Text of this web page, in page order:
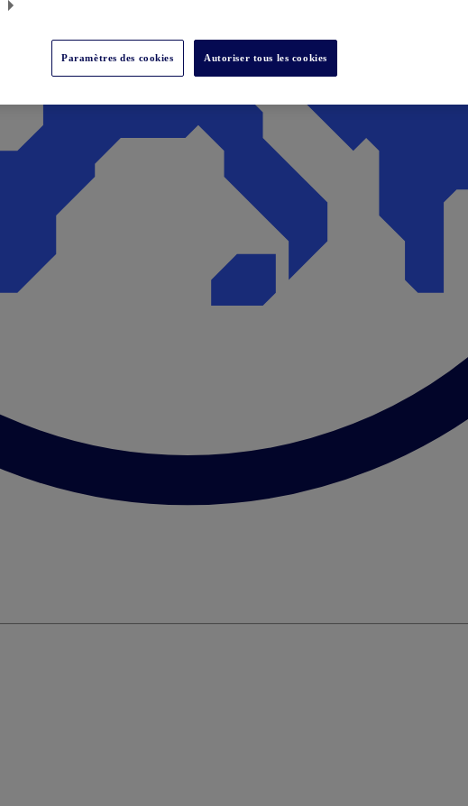
Paramètres des cookies Autoriser tous les cookies